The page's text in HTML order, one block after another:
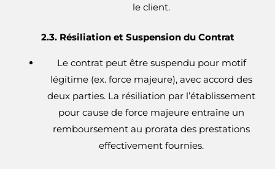
le client.
2.3. Résiliation et Suspension du Contrat
Le contrat peut être suspendu pour motif
légitime (ex. force majeure), avec accord des
deux parties. La résiliation par l’établissement
pour cause de force majeure entraîne un
remboursement au prorata des prestations
effectivement fournies.